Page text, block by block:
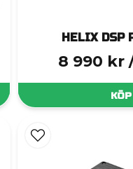
HELIX DSP
8 990 kr
KÖP